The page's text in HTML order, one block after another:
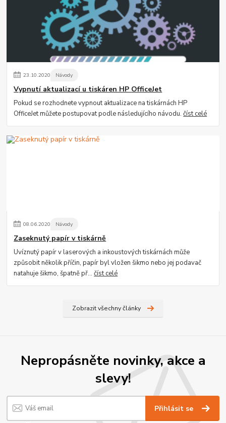
23.10.2020 Návody
Vypnutí aktualizací u tiskáren HP OfficeJet
Pokud se rozhodnete vypnout aktualizace na tiskárnách HP
OfficeJet můžete postupovat podle následujícího návodu.číst celé
08.06.2020 Návody
Zaseknutý papír v tiskárně
Uvíznutý papír v laserových a inkoustových tiskárnách může
způsobit několik příčin, papír byl vložen šikmo nebo jej podavač
natahuje šikmo, špatně př...číst celé
Zobrazit všechny články
Nepropásněte novinky, akce a
slevy!
Přihlásit se